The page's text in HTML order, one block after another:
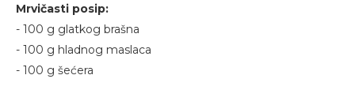
Mrvičasti posip:
- 100 g glatkog brašna
- 100 g hladnog maslaca
- 100 g šećera